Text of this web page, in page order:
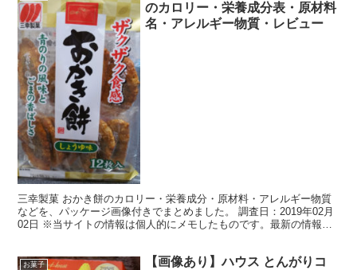
のカロリー・栄養成分表・原材料
名・アレルギー物質・レビュー
三幸製菓 おかき餅のカロリー・栄養成分・原材料・アレルギー物質
などを、パッケージ画像付きでまとめました。 調査日：2019年02月
02日 ※当サイトの情報は個人的にメモしたものです。最新の情報、
お菓子
【画像あり】ハウス とんがりコ